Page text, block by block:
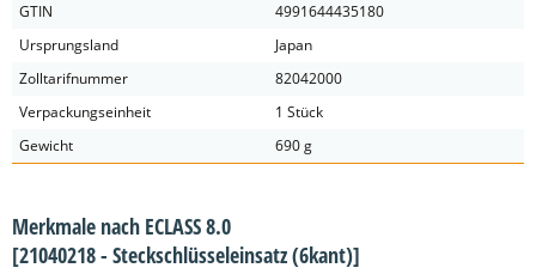
GTIN
4991644435180
Ursprungsland
Japan
Zolltarifnummer
82042000
Verpackungseinheit
1 Stück
Gewicht
690 g
Merkmale nach ECLASS 8.0
[21040218 - Steckschlüsseleinsatz (6kant)]